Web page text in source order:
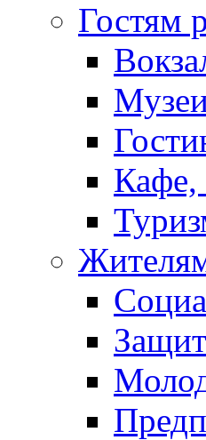
Гостям
Кафе,